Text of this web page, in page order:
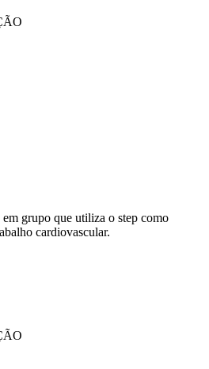
grupo que utiliza o step como
cardiovascular.